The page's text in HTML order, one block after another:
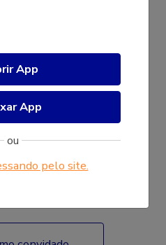
App
App
ou
pelo site.